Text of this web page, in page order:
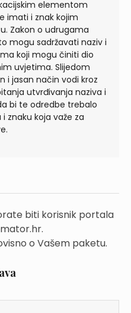
elementom
imati i znak kojim
Zakon o udrugama
mogu sadržavati naziv i
koji mogu činiti dio
uvjetima. Slijedom
i jasan način vodi kroz
utvrđivanja naziva i
bi te odredbe trebalo
znaku koja važe za
biti korisnik portala
o Vašem paketu.